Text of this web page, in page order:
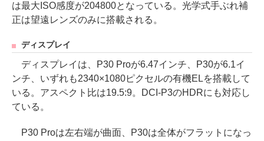
は最大ISO感度が204800となっている。光学式手ぶれ補
正は望遠レンズのみに搭載される。
ディスプレイ
ディスプレイは、P30 Proが6.47インチ、P30が6.1イ
ンチ、いずれも2340×1080ピクセルの有機ELを搭載して
いる。アスペクト比は19.5:9。DCI-P3のHDRにも対応し
ている。
P30 Proは左右端が曲面、P30は全体がフラットになっ